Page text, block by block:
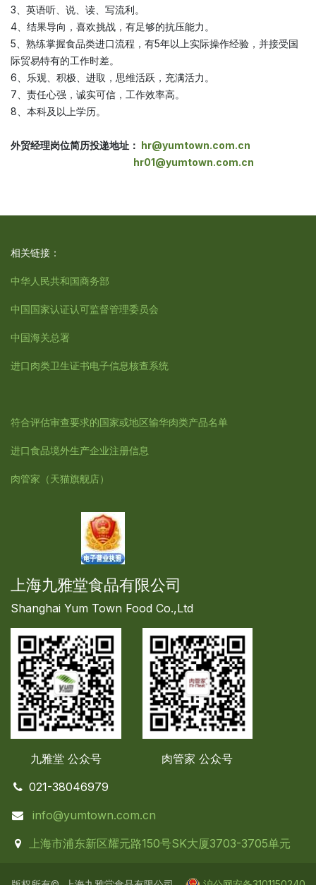
3、英语听、说、读、写流利。
4、结果导向，喜欢挑战，有足够的抗压能力。
5、熟练掌握食品类进口流程，有5年以上实际操作经验，并接受国
际贸易特有的工作时差。
6、乐观、积极、进取，思维活跃，充满活力。
7、责任心强，诚实可信，工作效率高。
8、本科及以上学历。
外贸经理岗位简历投递地址： hr@yumtown.com.cn
hr01@yumtown.com.cn
相关链接：
中华人民共和国商务部
中国国家认证认可监督管理委员会
中国海关总署
进口肉类卫生证书电子信息核查系统
符合评估审查要求的国家或地区输华肉类产品名单
进口食品境外生产企业注册信息
肉管家 （天猫旗舰店）
上海九雅堂食品有限公司
Shanghai Yum Town Food Co.,Ltd
九雅堂 公众号 肉管家 公众号
021-38046979
info@yumtown.com.cn
上海市浦东新区耀元路150号SK大厦3703-3705单元